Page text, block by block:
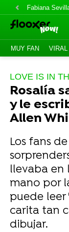
Fabiana
MUY FAN VIRAL
LOVE IS IN
Rosalía
y le
Allen
Los fans
llevaba en
mano por
puede leer
carita tan
dibujar.